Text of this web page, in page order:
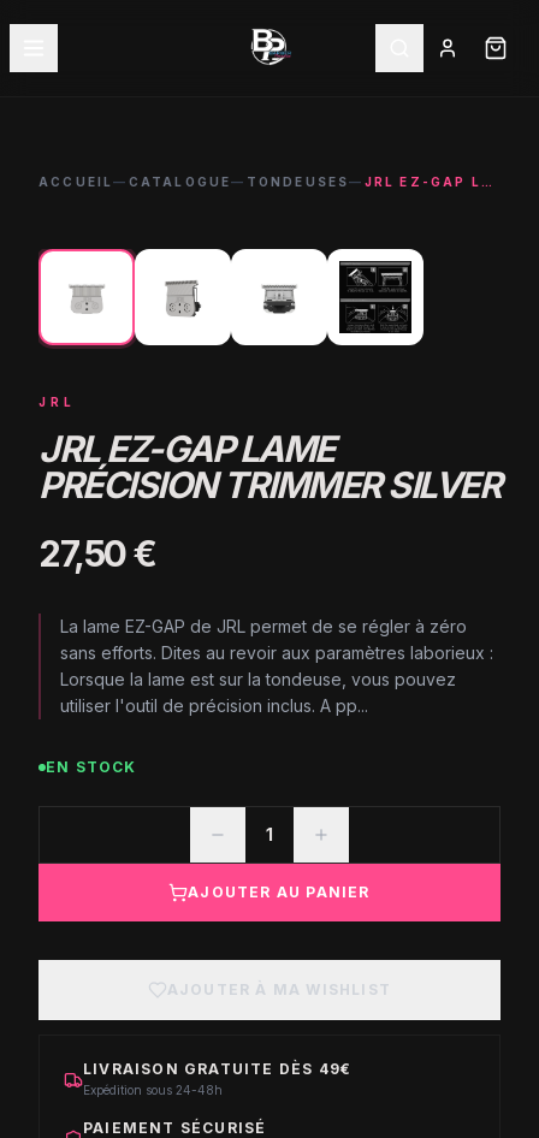
ACCUEIL— CATALOGUE— TONDEUSES— JRL EZ-GAP LAME PRÉCISION TRIMMER SILVER
JRL
JRL EZ-GAP LAME
PRÉCISION TRIMMER SILVER
27,50 €
La lame EZ-GAP de JRL permet de se régler à zéro
sans efforts. Dites au revoir aux paramètres laborieux :
Lorsque la lame est sur la tondeuse, vous pouvez
utiliser l'outil de précision inclus. A pp...
EN STOCK
1
AJOUTER AU PANIER
AJOUTER À MA WISHLIST
LIVRAISON GRATUITE DÈS 49€
Expédition sous 24-48h
PAIEMENT SÉCURISÉ